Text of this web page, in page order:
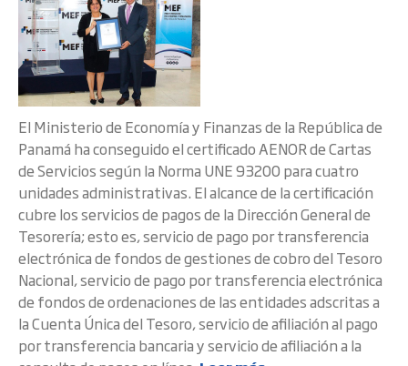
El Ministerio de Economía y Finanzas de la República de
Panamá ha conseguido el certificado AENOR de Cartas
de Servicios según la Norma UNE 93200 para cuatro
unidades administrativas. El alcance de la certificación
cubre los servicios de pagos de la Dirección General de
Tesorería; esto es, servicio de pago por transferencia
electrónica de fondos de gestiones de cobro del Tesoro
Nacional, servicio de pago por transferencia electrónica
de fondos de ordenaciones de las entidades adscritas a
la Cuenta Única del Tesoro, servicio de afiliación al pago
por transferencia bancaria y servicio de afiliación a la